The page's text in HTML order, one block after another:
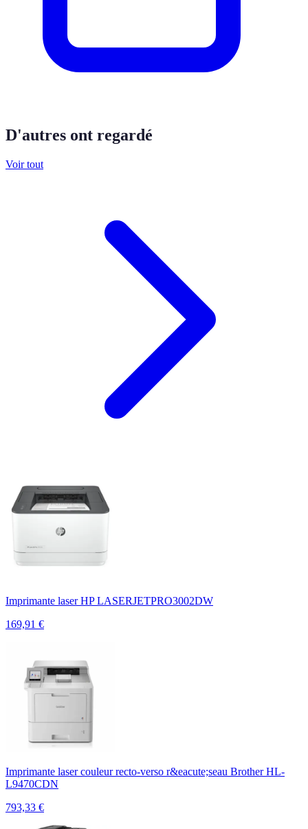
D'autres ont regardé
Voir tout
Imprimante laser HP LASERJETPRO3002DW
169,91 €
Imprimante laser couleur recto-verso r&eacute;seau Brother HL-
L9470CDN
793,33 €